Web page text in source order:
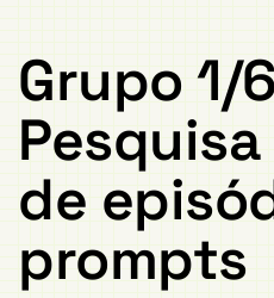
Grupo 1/6
de
prompts